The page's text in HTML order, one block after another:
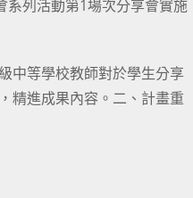
系列活動第1場次分享會實施
中等學校教師對於學生分享
精進成果內容。二、計畫重